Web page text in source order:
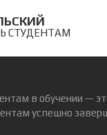
СТУДЕНТАМ
в обучении —
успешно